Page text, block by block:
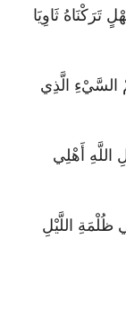
تَرَكْنَاهُ ثَاوِيَا
السَّيْءِ الَّذِي
اللَّهِ أَهْلِي
ظُلْمَةِ اللَّيْلِ